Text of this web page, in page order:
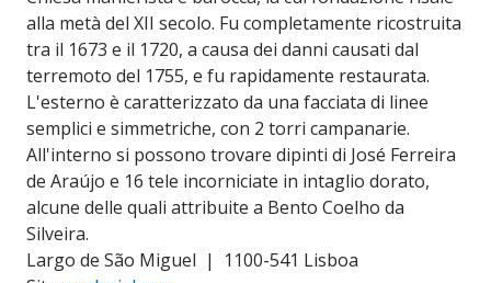
alla metà del XII secolo. Fu completamente ricostruita
tra il 1673 e il 1720, a causa dei danni causati dal
terremoto del 1755, e fu rapidamente restaurata.
L'esterno è caratterizzato da una facciata di linee
semplici e simmetriche, con 2 torri campanarie.
All'interno si possono trovare dipinti di José Ferreira
de Araújo e 16 tele incorniciate in intaglio dorato,
alcune delle quali attribuite a Bento Coelho da
Silveira.
Largo de São Miguel | 1100-541 Lisboa